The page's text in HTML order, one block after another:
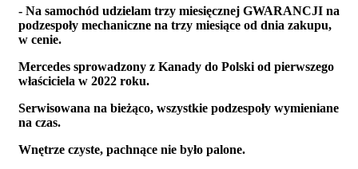
- Na samochód udzielam trzy miesięcznej GWARANCJI na
podzespoły mechaniczne na trzy miesiące od dnia zakupu,
w cenie.
Mercedes sprowadzony z Kanady do Polski od pierwszego
właściciela w 2022 roku.
Serwisowana na bieżąco, wszystkie podzespoły wymieniane
na czas.
Wnętrze czyste, pachnące nie było palone.